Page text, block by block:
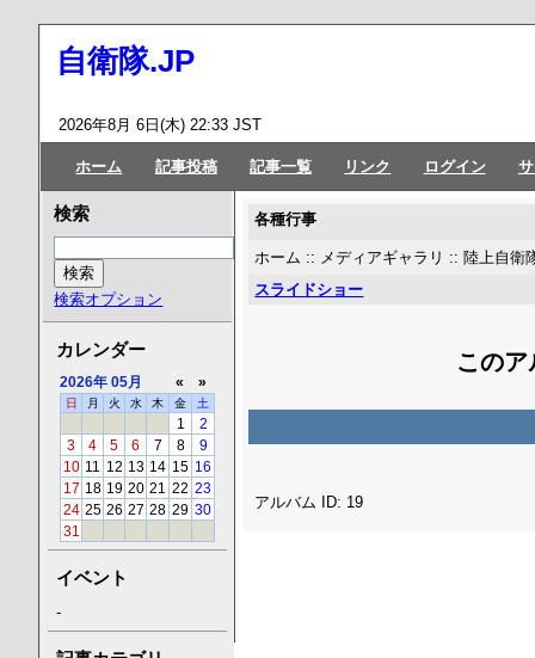
自衛隊.JP
2026年8月 6日(木) 22:33 JST
ホーム 記事投稿 記事一覧 リンク ログイン
各種行事
ホーム :: メディアギャラリ :: 陸上自
スライドショー
この
アルバム ID: 19
検索
検索オプション
カレンダー
2026年 05月 « »
日 月 火 水 木 金 土
1
2
3
4 5 6 7 8
9
10 11 12 13 14 15 16
17 18 19 20 21 22 23
24 25 26 27 28 29 30
31
イベント
-